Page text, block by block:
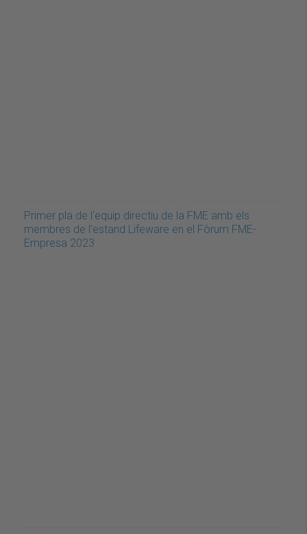
Primer pla de l'equip directiu de la FME amb els
membres de l'estand Lifeware en el Fòrum FME-
Empresa 2023